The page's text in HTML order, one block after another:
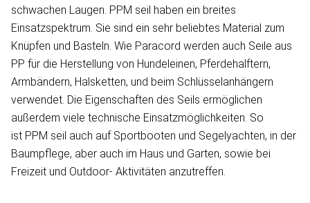
schwachen Laugen. PPM seil haben ein breites
Einsatzspektrum. Sie sind ein sehr beliebtes Material zum
Knüpfen und Basteln. Wie Paracord werden auch Seile aus
PP für die Herstellung von Hundeleinen, Pferdehalftern,
Armbändern, Halsketten, und beim Schlüsselanhängern
verwendet. Die Eigenschaften des Seils ermöglichen
außerdem viele technische Einsatzmöglichkeiten. So
ist PPM seil auch auf Sportbooten und Segelyachten, in der
Baumpflege, aber auch im Haus und Garten, sowie bei
Freizeit und Outdoor- Aktivitäten anzutreffen.